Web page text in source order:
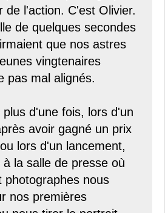
de l'action. C'est Olivier.
de quelques secondes
que nos astres
vingtenaires
pas mal alignés.
d'une fois, lors d'un
avoir gagné un prix
lors d'un lancement,
la salle de presse où
photographes nous
nos premières